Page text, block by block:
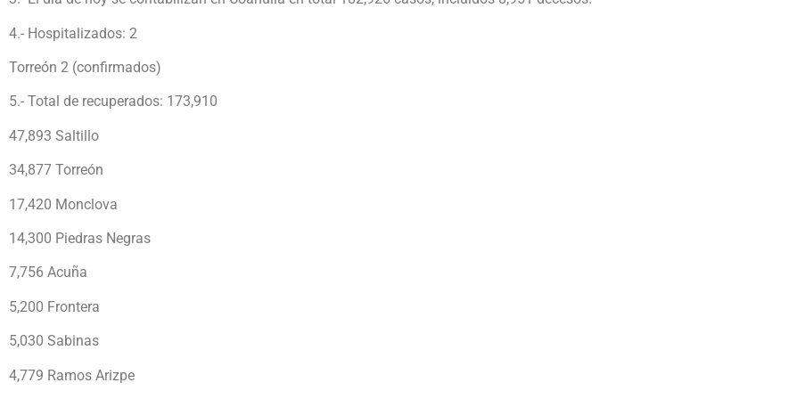
4.- Hospitalizados: 2
Torreón 2 (confirmados)
5.- Total de recuperados: 173,910
47,893 Saltillo
34,877 Torreón
17,420 Monclova
14,300 Piedras Negras
7,756 Acuña
5,200 Frontera
5,030 Sabinas
4,779 Ramos Arizpe